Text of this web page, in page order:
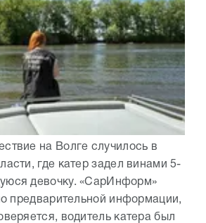
на Волге случилось в
где катер задел винами 5-
девочку. «СарИнформ»
предварительной информации,
водитель катера был